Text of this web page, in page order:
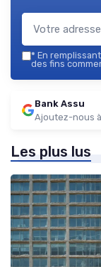
* En
des fins
Bank Assu
Ajoutez-nous
Les plus lus